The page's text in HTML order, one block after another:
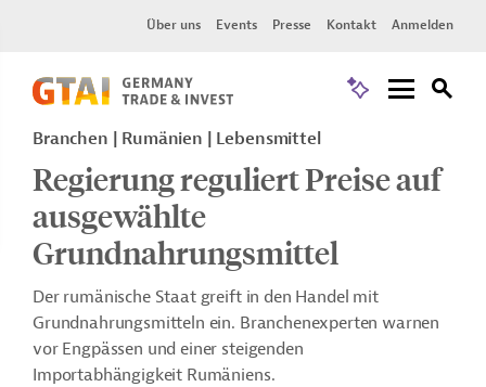
Über uns Events Presse Kontakt Anmelden
Branchen | Rumänien | Lebensmittel
Regierung reguliert Preise auf
ausgewählte
Grundnahrungsmittel
Der rumänische Staat greift in den Handel mit
Grundnahrungsmitteln ein. Branchenexperten warnen
vor Engpässen und einer steigenden
Importabhängigkeit Rumäniens.